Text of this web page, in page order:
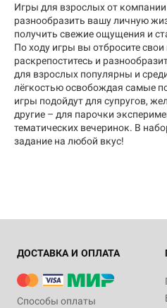
Игры для взрослых от
разнообразить вашу личную
получить свежие ощущения и
По ходу игры вы отбросите
раскрепоститесь и
для взрослых популярны и
лёгкостью освобождая самые
игры подойдут для супругов,
другие – для парочки
тематических вечеринок. В
задание на любой вкус!
ДОСТАВКА И ОПЛАТА
Способы оплаты